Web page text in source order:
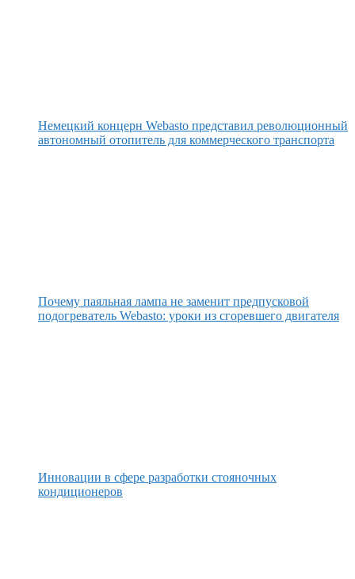
Немецкий концерн Webasto представил революционный
автономный отопитель для коммерческого транспорта
Почему паяльная лампа не заменит предпусковой
подогреватель Webasto: уроки из сгоревшего двигателя
Инновации в сфере разработки стояночных
кондиционеров